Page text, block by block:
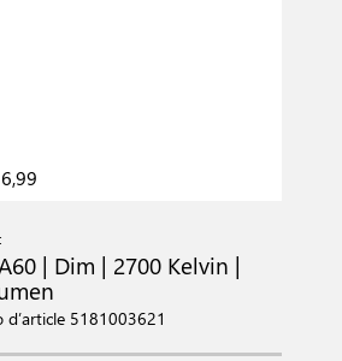
| Dim | 2700 Kelvin |
d’article 5181003621